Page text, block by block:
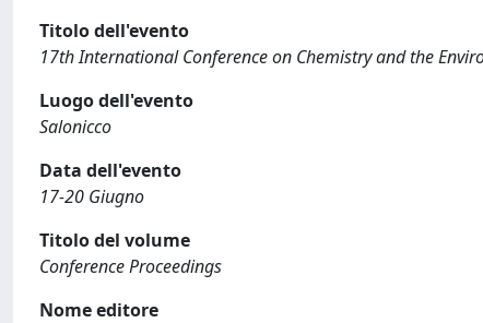
Titolo dell'evento
17th International Conference on Chemistry and the
Luogo dell'evento
Salonicco
Data dell'evento
17-20 Giugno
Titolo del volume
Conference Proceedings
Nome editore